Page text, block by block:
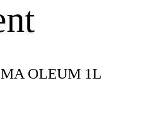
OLEUM 1L